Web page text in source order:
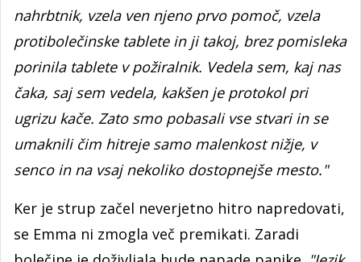
nahrbtnik, vzela ven njeno prvo pomoč, vzela
protibolečinske tablete in ji takoj, brez pomisleka
porinila tablete v požiralnik. Vedela sem, kaj nas
čaka, saj sem vedela, kakšen je protokol pri
ugrizu kače. Zato smo pobasali vse stvari in se
umaknili čim hitreje samo malenkost nižje, v
senco in na vsaj nekoliko dostopnejše mesto."
Ker je strup začel neverjetno hitro napredovati,
se Emma ni zmogla več premikati. Zaradi